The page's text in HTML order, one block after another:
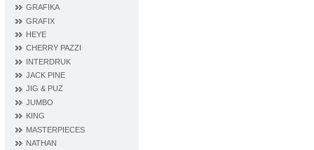
GRAFIKA
GRAFIX
HEYE
CHERRY PAZZI
INTERDRUK
JACK PINE
JIG & PUZ
JUMBO
KING
MASTERPIECES
NATHAN